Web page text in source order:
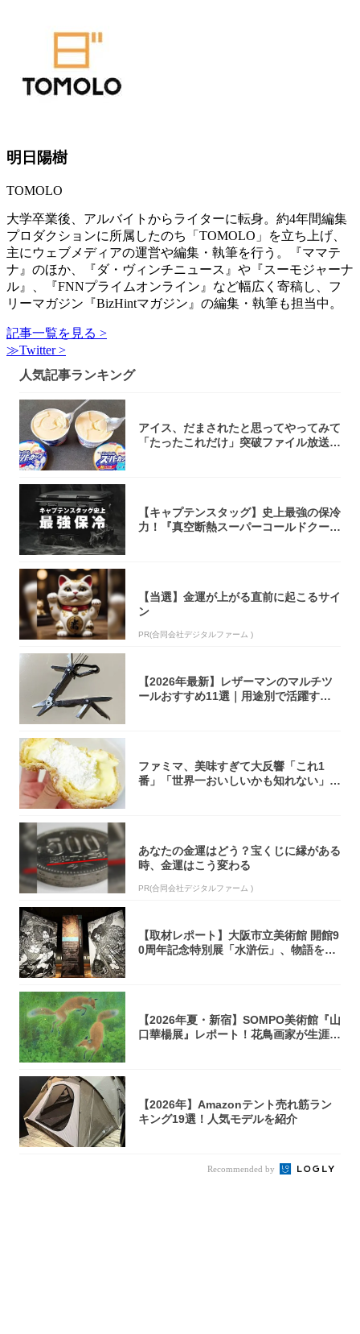
明日陽樹
TOMOLO
大学卒業後、アルバイトからライターに転身。約4年間編集
プロダクションに所属したのち「TOMOLO」を立ち上げ、
主にウェブメディアの運営や編集・執筆を行う。『ママテ
ナ』のほか、『ダ・ヴィンチニュース』や『スーモジャーナ
ル』、『FNNプライムオンライン』など幅広く寄稿し、フ
リーマガジン『BizHintマガジン』の編集・執筆も担当中。
記事一覧を見る >
≫Twitter >
人気記事ランキング
アイス、だまされたと思ってやってみて
「たったこれだけ」突破ファイル放送で
【キャプテンスタッグ】史上最強の保冷
力！『真空断熱スーパーコールドクーラ
【当選】金運が上がる直前に起こるサイ
ン
PR(合同会社デジタルファーム )
【2026年最新】レザーマンのマルチツ
ールおすすめ11選｜用途別で活躍する
ファミマ、美味すぎて大反響「これ1
番」「世界一おいしいかも知れない」
あなたの金運はどう？宝くじに縁がある
時、金運はこう変わる
PR(合同会社デジタルファーム )
【取材レポート】大阪市立美術館 開館9
0周年記念特別展「水滸伝」、物語を知
【2026年夏・新宿】SOMPO美術館『山
口華楊展』レポート！花鳥画家が生涯描
【2026年】Amazonテント売れ筋ラン
キング19選！人気モデルを紹介
Recommended by